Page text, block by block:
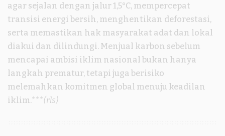
agar sejalan dengan jalur 1,5°C, mempercepat
transisi energi bersih, menghentikan deforestasi,
serta memastikan hak masyarakat adat dan lokal
diakui dan dilindungi. Menjual karbon sebelum
mencapai ambisi iklim nasional bukan hanya
langkah prematur, tetapi juga berisiko
melemahkan komitmen global menuju keadilan
iklim.***(rls)